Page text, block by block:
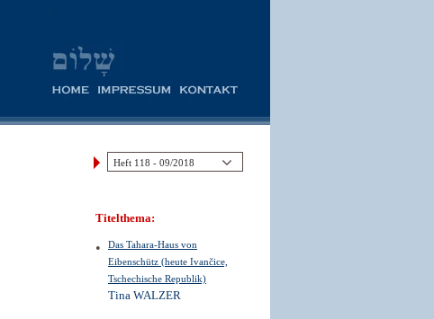
Titelthema:
Das Tahara-Haus von
Eibenschütz (heute Ivančice,
Tschechische Republik)
Tina WALZER